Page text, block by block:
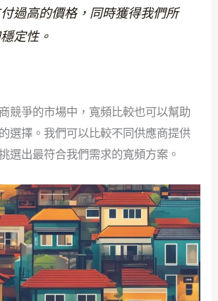
過高的價格，同時獲得我們所
定性。
競爭的市場中，寬頻比較也可以幫助
選擇。我們可以比較不同供應商提供
選出最符合我們需求的寬頻方案。